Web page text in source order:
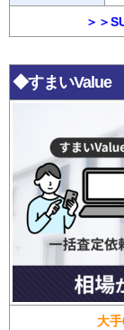
＞＞
◆すまいValue
大